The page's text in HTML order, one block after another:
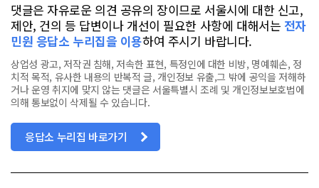
댓글은 자유로운 의견 공유의 장이므로 서울시에 대한 신고,
제안, 건의 등 답변이나 개선이 필요한 사항에 대해서는 전자
민원 응답소 누리집을 이용하여 주시기 바랍니다.
상업성 광고, 저작권 침해, 저속한 표현, 특정인에 대한 비방, 명예훼손, 정
치적 목적, 유사한 내용의 반복적 글, 개인정보 유출,그 밖에 공익을 저해하
거나 운영 취지에 맞지 않는 댓글은 서울특별시 조례 및 개인정보보호법에
의해 통보없이 삭제될 수 있습니다.
응답소 누리집 바로가기